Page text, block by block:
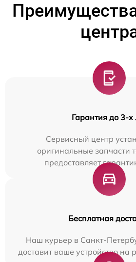
Гарантия до 3-х
Сервисный центр
оригинальные запчасти
предоставляет
Бесплатная
Наш курьер в Санкт-
доставит ваше устройство на